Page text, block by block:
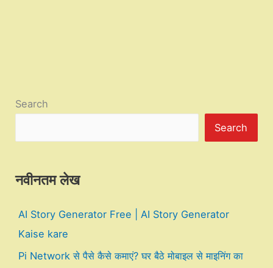
Search
Search
नवीनतम लेख
AI Story Generator Free | AI Story Generator
Kaise kare
Pi Network से पैसे कैसे कमाएं? घर बैठे मोबाइल से माइनिंग का